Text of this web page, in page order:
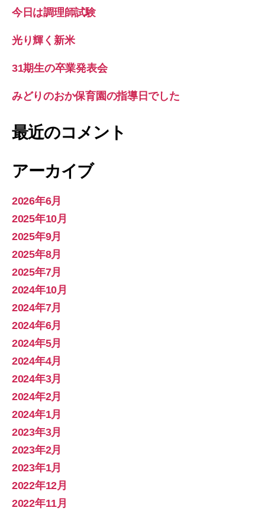
今日は調理師試験
光り輝く新米
31期生の卒業発表会
みどりのおか保育園の指導日でした
最近のコメント
アーカイブ
2026年6月
2025年10月
2025年9月
2025年8月
2025年7月
2024年10月
2024年7月
2024年6月
2024年5月
2024年4月
2024年3月
2024年2月
2024年1月
2023年3月
2023年2月
2023年1月
2022年12月
2022年11月